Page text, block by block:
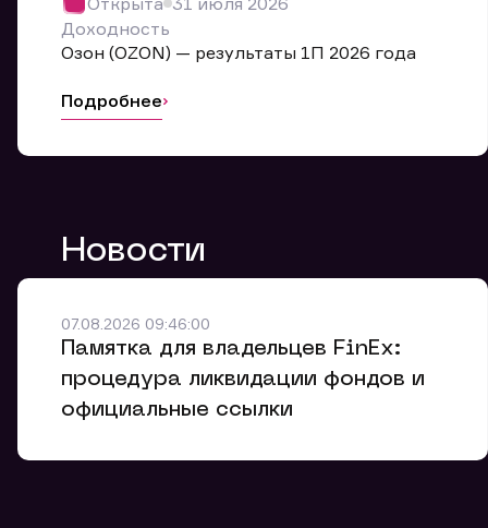
Доходность
Озон (OZON) — результаты 1П 2026 года
Подробнее
Новости
07.08.2026 09:46:00
Памятка для владельцев FinEx:
процедура ликвидации фондов и
официальные ссылки
Мы
Ваше